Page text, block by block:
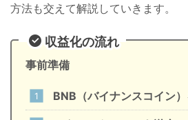
方法も交えて解説していきます。
収益化の流れ
事前準備
BNB（バイナンスコイン